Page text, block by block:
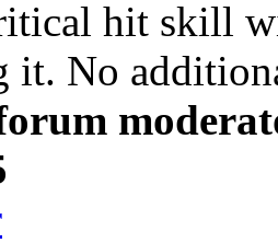
hit skill
it. No